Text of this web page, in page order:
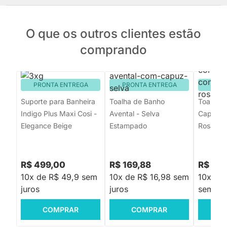
O que os outros clientes estão
comprando
PRONTA ENTREGA
Suporte para Banheira
Indigo Plus Maxi Cosi -
Elegance Beige
R$ 499,00
10x de R$ 49,9 sem
juros
COMPRAR
PRONTA ENTREGA
Toalha de Banho
Avental - Selva
Estampado
R$ 169,88
10x de R$ 16,98 sem
juros
COMPRAR
Toalha
Capuz
Rosa -
R$
10x de
sem